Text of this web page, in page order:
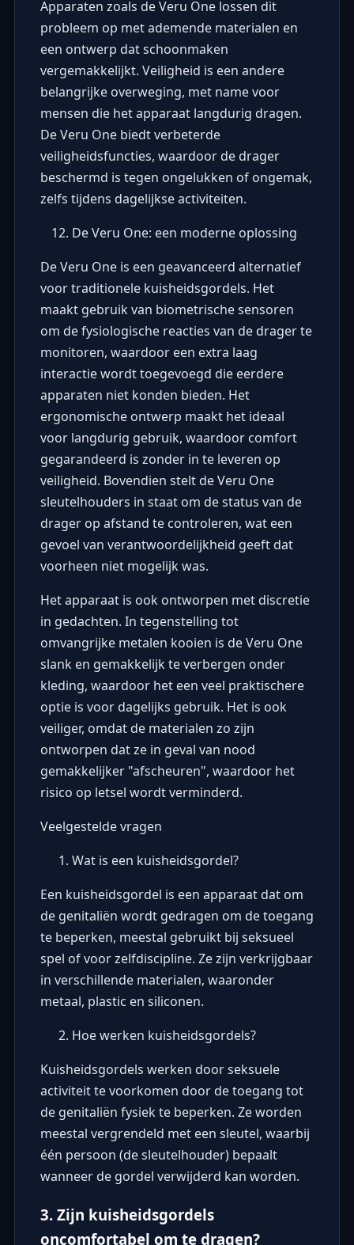
Apparaten zoals de Veru One lossen dit
probleem op met ademende materialen en
een ontwerp dat schoonmaken
vergemakkelijkt. Veiligheid is een andere
belangrijke overweging, met name voor
mensen die het apparaat langdurig dragen.
De Veru One biedt verbeterde
veiligheidsfuncties, waardoor de drager
beschermd is tegen ongelukken of ongemak,
zelfs tijdens dagelijkse activiteiten.
De Veru One: een moderne oplossing
De Veru One is een geavanceerd alternatief
voor traditionele kuisheidsgordels. Het
maakt gebruik van biometrische sensoren
om de fysiologische reacties van de drager te
monitoren, waardoor een extra laag
interactie wordt toegevoegd die eerdere
apparaten niet konden bieden. Het
ergonomische ontwerp maakt het ideaal
voor langdurig gebruik, waardoor comfort
gegarandeerd is zonder in te leveren op
veiligheid. Bovendien stelt de Veru One
sleutelhouders in staat om de status van de
drager op afstand te controleren, wat een
gevoel van verantwoordelijkheid geeft dat
voorheen niet mogelijk was.
Het apparaat is ook ontworpen met discretie
in gedachten. In tegenstelling tot
omvangrijke metalen kooien is de Veru One
slank en gemakkelijk te verbergen onder
kleding, waardoor het een veel praktischere
optie is voor dagelijks gebruik. Het is ook
veiliger, omdat de materialen zo zijn
ontworpen dat ze in geval van nood
gemakkelijker "afscheuren", waardoor het
risico op letsel wordt verminderd.
Veelgestelde vragen
Wat is een kuisheidsgordel?
Een kuisheidsgordel is een apparaat dat om
de genitaliën wordt gedragen om de toegang
te beperken, meestal gebruikt bij seksueel
spel of voor zelfdiscipline. Ze zijn verkrijgbaar
in verschillende materialen, waaronder
metaal, plastic en siliconen.
Hoe werken kuisheidsgordels?
Kuisheidsgordels werken door seksuele
activiteit te voorkomen door de toegang tot
de genitaliën fysiek te beperken. Ze worden
meestal vergrendeld met een sleutel, waarbij
één persoon (de sleutelhouder) bepaalt
wanneer de gordel verwijderd kan worden.
3. Zijn kuisheidsgordels
oncomfortabel om te dragen?